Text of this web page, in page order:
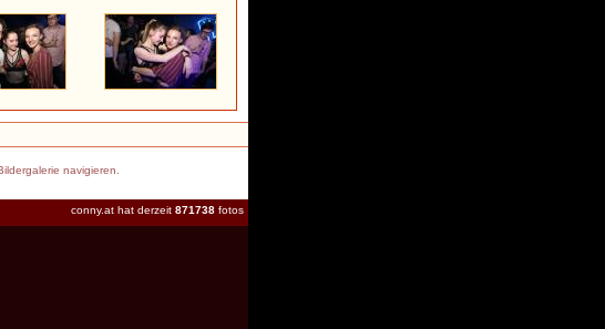
navigieren.
conny.at hat derzeit 871738 fotos